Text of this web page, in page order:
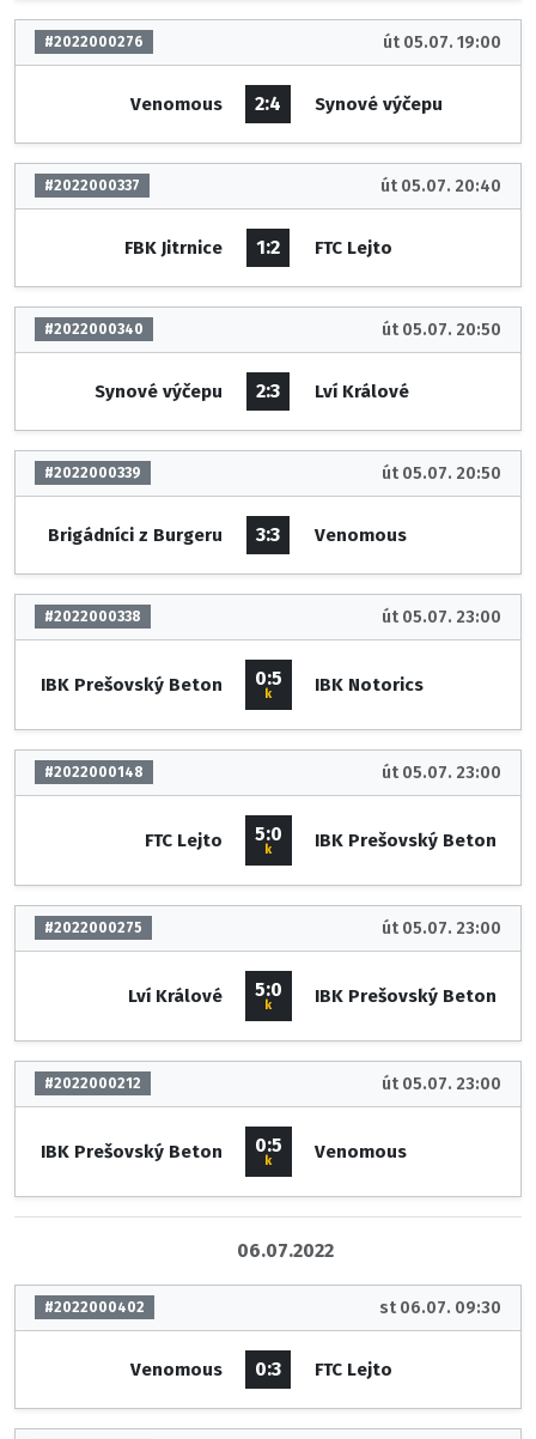
#2022000276 út 05.07. 19:00
Venomous 2:4 Synové výčepu
#2022000337 út 05.07. 20:40
FBK Jitrnice 1:2 FTC Lejto
#2022000340 út 05.07. 20:50
Synové výčepu 2:3 Lví Králové
#2022000339 út 05.07. 20:50
Brigádníci z Burgeru 3:3 Venomous
#2022000338 út 05.07. 23:00
IBK Prešovský Beton 0:5
k IBK Notorics
#2022000148 út 05.07. 23:00
FTC Lejto 5:0
k IBK Prešovský Beton
#2022000275 út 05.07. 23:00
Lví Králové 5:0
k IBK Prešovský Beton
#2022000212 út 05.07. 23:00
IBK Prešovský Beton 0:5
k Venomous
06.07.2022
#2022000402 st 06.07. 09:30
Venomous 0:3 FTC Lejto